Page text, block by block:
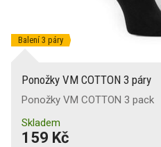
Balení 3 páry
Ponožky VM COTTON 3 páry
Ponožky VM COTTON 3 pack
Skladem
159 Kč